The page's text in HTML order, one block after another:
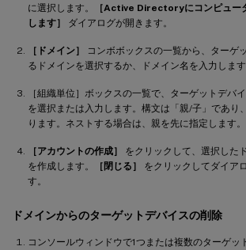
に選択します。
［Active Directoryにコンピュー
します］
ダイアログが開きます。
［ドメイン］
コンボボックスの一覧から、ターゲ
るドメインを選択するか、ドメイン名を入力します
［組織単位］ボックスの一覧で、ターゲットデバ
を選択または入力します。構文は「親/子」であり
ります。ネストする場合は、親を先に指定します。
［アカウントの作成］
をクリックして、選択した
を作成します。
［閉じる］
をクリックしてダイア
す。
ドメインからのターゲットデバイスの削除
コンソールウィンドウで1つまたは複数のターゲッ